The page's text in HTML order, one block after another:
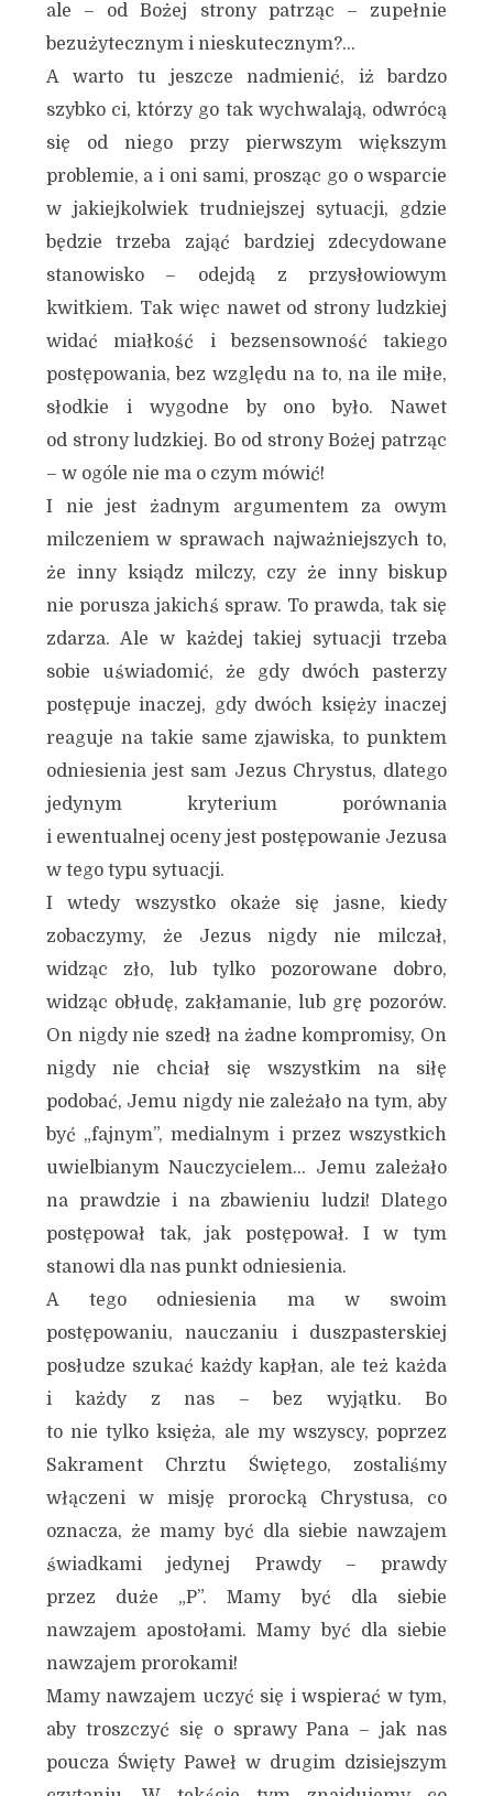
ale – od Bożej strony patrząc – zupełnie
bezużytecznym i nieskutecznym?…
A warto tu jeszcze nadmienić, iż bardzo
szybko ci, którzy go tak wychwalają, odwrócą
się od niego przy pierwszym większym
problemie, a i oni sami, prosząc go o wsparcie
w jakiejkolwiek trudniejszej sytuacji, gdzie
będzie trzeba zająć bardziej zdecydowane
stanowisko – odejdą z przysłowiowym
kwitkiem. Tak więc nawet od strony ludzkiej
widać miałkość i bezsensowność takiego
postępowania, bez względu na to, na ile miłe,
słodkie i wygodne by ono było. Nawet
od strony ludzkiej. Bo od strony Bożej patrząc
– w ogóle nie ma o czym mówić!
I nie jest żadnym argumentem za owym
milczeniem w sprawach najważniejszych to,
że inny ksiądz milczy, czy że inny biskup
nie porusza jakichś spraw. To prawda, tak się
zdarza. Ale w każdej takiej sytuacji trzeba
sobie uświadomić, że gdy dwóch pasterzy
postępuje inaczej, gdy dwóch księży inaczej
reaguje na takie same zjawiska, to punktem
odniesienia jest sam Jezus Chrystus, dlatego
jedynym kryterium porównania
i ewentualnej oceny jest postępowanie Jezusa
w tego typu sytuacji.
I wtedy wszystko okaże się jasne, kiedy
zobaczymy, że Jezus nigdy nie milczał,
widząc zło, lub tylko pozorowane dobro,
widząc obłudę, zakłamanie, lub grę pozorów.
On nigdy nie szedł na żadne kompromisy, On
nigdy nie chciał się wszystkim na siłę
podobać, Jemu nigdy nie zależało na tym, aby
być „fajnym”, medialnym i przez wszystkich
uwielbianym Nauczycielem… Jemu zależało
na prawdzie i na zbawieniu ludzi! Dlatego
postępował tak, jak postępował. I w tym
stanowi dla nas punkt odniesienia.
A tego odniesienia ma w swoim
postępowaniu, nauczaniu i duszpasterskiej
posłudze szukać każdy kapłan, ale też każda
i każdy z nas – bez wyjątku. Bo
to nie tylko księża, ale my wszyscy, poprzez
Sakrament Chrztu Świętego, zostaliśmy
włączeni w misję prorocką Chrystusa, co
oznacza, że mamy być dla siebie nawzajem
świadkami jedynej Prawdy – prawdy
przez duże „P”. Mamy być dla siebie
nawzajem apostołami. Mamy być dla siebie
nawzajem prorokami!
Mamy nawzajem uczyć się i wspierać w tym,
aby troszczyć się o sprawy Pana – jak nas
poucza Święty Paweł w drugim dzisiejszym